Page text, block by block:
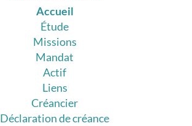
Accueil
Étude
Missions
Mandat
Actif
Liens
Créancier
Déclaration de créance